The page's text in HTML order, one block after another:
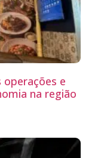
operações e
na região